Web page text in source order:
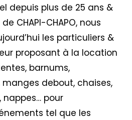
depuis plus de 25 ans &
CHAPI-CHAPO, nous
les particuliers &
proposant à la location
barnums,
debout, chaises,
nappes… pour
tel que les